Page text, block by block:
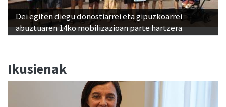
Dei egiten diegu donostiarrei eta gipuzkoarrei
abuztuaren 14ko mobilizazioan parte hartzera
Ikusienak